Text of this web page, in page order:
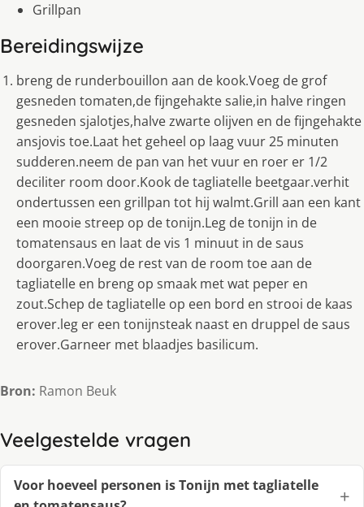
Grillpan
Bereidingswijze
breng de runderbouillon aan de kook.Voeg de grof
gesneden tomaten,de fijngehakte salie,in halve ringen
gesneden sjalotjes,halve zwarte olijven en de fijngehakte
ansjovis toe.Laat het geheel op laag vuur 25 minuten
sudderen.neem de pan van het vuur en roer er 1/2
deciliter room door.Kook de tagliatelle beetgaar.verhit
ondertussen een grillpan tot hij walmt.Grill aan een kant
een mooie streep op de tonijn.Leg de tonijn in de
tomatensaus en laat de vis 1 minuut in de saus
doorgaren.Voeg de rest van de room toe aan de
tagliatelle en breng op smaak met wat peper en
zout.Schep de tagliatelle op een bord en strooi de kaas
erover.leg er een tonijnsteak naast en druppel de saus
erover.Garneer met blaadjes basilicum.
Bron: Ramon Beuk
Veelgestelde vragen
Voor hoeveel personen is Tonijn met tagliatelle